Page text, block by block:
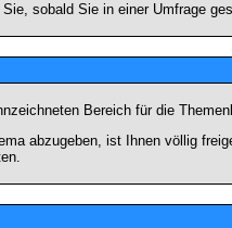
Sie, sobald Sie in einer Umfrage
Bereich für die
abzugeben, ist Ihnen völlig